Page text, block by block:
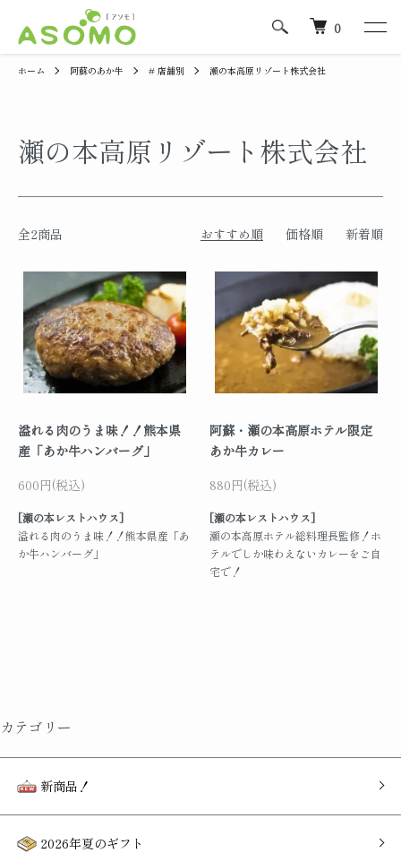
0
ホーム 阿蘇のあか牛 # 店舗別 瀬の本高原リゾート株式会社
瀬の本高原リゾート株式会社
全2商品 おすすめ順 価格順 新着順
溢れる肉のうま味！！熊本県
産「あか牛ハンバーグ」
600円(税込)
[瀬の本レストハウス]
溢れる肉のうま味！！熊本県産「あ
か牛ハンバーグ」
阿蘇・瀬の本高原ホテル限定
あか牛カレー
880円(税込)
[瀬の本レストハウス]
瀬の本高原ホテル総料理長監修！ホ
テルでしか味わえないカレーをご自
宅で！
カテゴリー
新商品！
2026年夏のギフト